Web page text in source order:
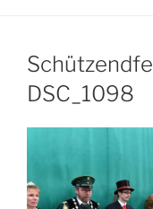
DSC_1098